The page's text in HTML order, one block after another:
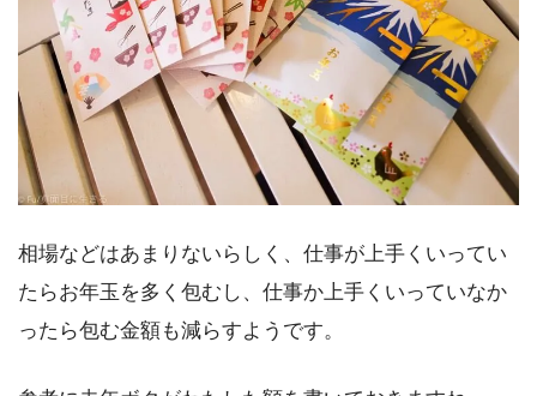
相場などはあまりないらしく、仕事が上手くいってい
たらお年玉を多く包むし、仕事か上手くいっていなか
ったら包む金額も減らすようです。